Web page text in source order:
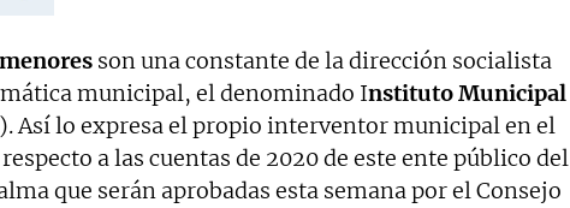
son una constante de la dirección socialista
municipal, el denominado Instituto Municipal
). Así lo expresa el propio interventor municipal en el
a las cuentas de 2020 de este ente público del
que serán aprobadas esta semana por el Consejo